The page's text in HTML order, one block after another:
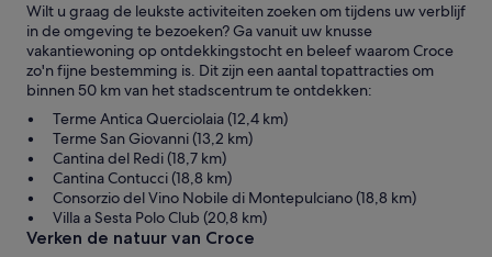
Wilt u graag de leukste activiteiten zoeken om tijdens uw verblijf
in de omgeving te bezoeken? Ga vanuit uw knusse
vakantiewoning op ontdekkingstocht en beleef waarom Croce
zo'n fijne bestemming is. Dit zijn een aantal topattracties om
binnen 50 km van het stadscentrum te ontdekken:
Terme Antica Querciolaia (12,4 km)
Terme San Giovanni (13,2 km)
Cantina del Redi (18,7 km)
Cantina Contucci (18,8 km)
Consorzio del Vino Nobile di Montepulciano (18,8 km)
Villa a Sesta Polo Club (20,8 km)
Verken de natuur van Croce